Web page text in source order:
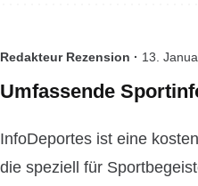
Redakteur Rezension · 13.
Umfassende
InfoDeportes ist eine
die speziell für